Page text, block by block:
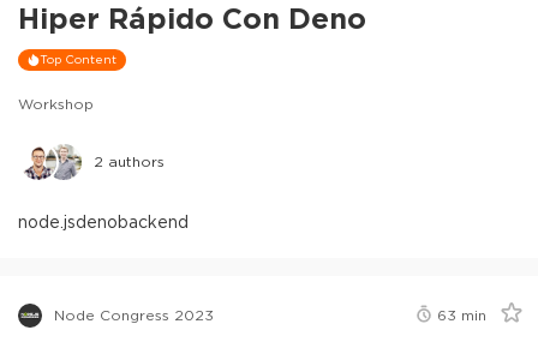
Hiper Rápido Con Deno
Top Content
Workshop
2 authors
node.jsdenobackend
Node Congress 2023 63 min